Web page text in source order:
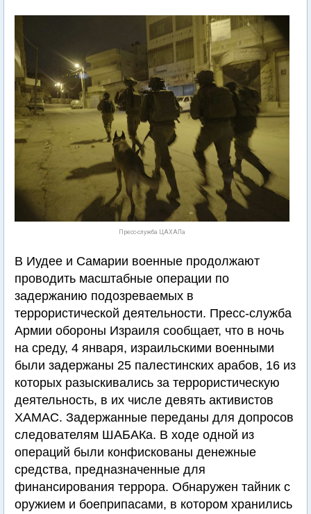
Пресс-служба ЦАХАЛа
В Иудее и Самарии военные продолжают
проводить масштабные операции по
задержанию подозреваемых в
террористической деятельности. Пресс-служба
Армии обороны Израиля сообщает, что в ночь
на среду, 4 января, израильскими военными
были задержаны 25 палестинских арабов, 16 из
которых разыскивались за террористическую
деятельность, в их числе девять активистов
ХАМАС. Задержанные переданы для допросов
следователям ШАБАКа. В ходе одной из
операций были конфискованы денежные
средства, предназначенные для
финансирования террора. Обнаружен тайник с
оружием и боеприпасами, в котором хранились